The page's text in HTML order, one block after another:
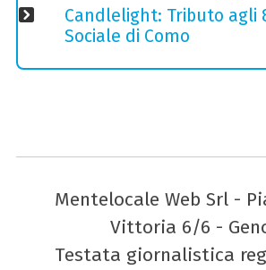
Candlelight: Tributo agli
Sociale di Como
Mentelocale Web Srl -
Vittoria 6/6 -
Testata giornalistica